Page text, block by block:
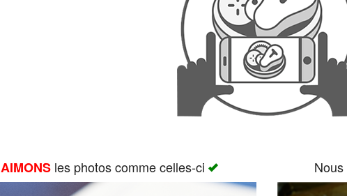
AIMONSles photos comme celles-ci Nous